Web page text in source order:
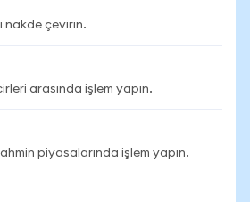
nakde çevirin.
arasında işlem yapın.
piyasalarında işlem yapın.